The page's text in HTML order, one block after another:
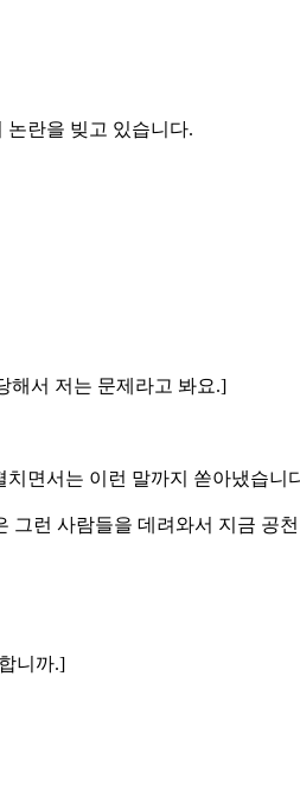
논란을 빚고 있습니다.
해서 저는 문제라고 봐요.]
면서는 이런 말까지 쏟아냈습니
그런 사람들을 데려와서 지금 공
니까.]